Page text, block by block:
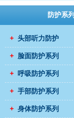
防护系列
+ 头部听力防护
+ 脸面防护系列
+ 呼吸防护系列
+ 手部防护系列
+ 身体防护系列